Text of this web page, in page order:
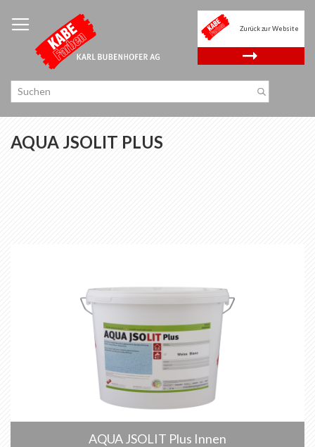
Inhalt
springen
Zurück zur Website
.
AQUA JSOLIT PLUS
AQUA JSOLIT Plus Innen